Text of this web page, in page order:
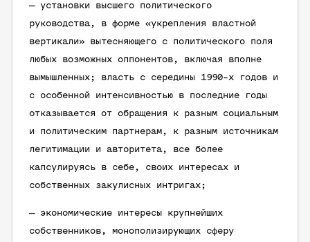
— установки высшего политического
руководства, в форме «укрепления властной
вертикали» вытесняющего с политического поля
любых возможных оппонентов, включая вполне
вымышленных; власть с середины 1990-х годов и
с особенной интенсивностью в последние годы
отказывается от обращения к разным социальным
и политическим партнерам, к разным источникам
легитимации и авторитета, все более
капсулируясь в себе, своих интересах и
собственных закулисных интригах;
— экономические интересы крупнейших
собственников, монополизирующих сферу